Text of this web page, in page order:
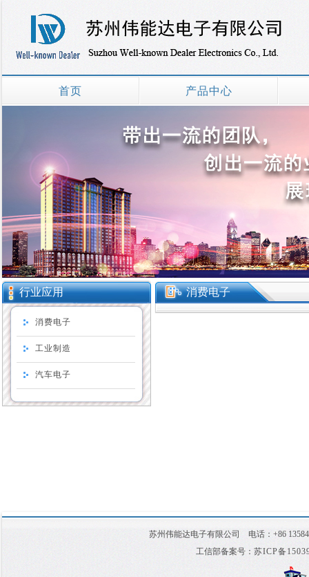
首页 产品中心
行业应用
消费电子
工业制造
汽车电子
消费电子
苏州伟能达电子有限公司 电话：+86
工信部备案号： 苏ICP备